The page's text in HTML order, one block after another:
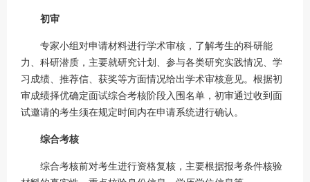
初审
专家小组对申请材料进行学术审核，了解考生的科研能
力、科研潜质，主要就研究计划、参与各类研究实践情况、学
习成绩、推荐信、获奖等方面情况给出学术审核意见。根据初
审成绩择优确定面试综合考核阶段入围名单，初审通过收到面
试邀请的考生须在规定时间内在申请系统进行确认。
综合考核
综合考核前对考生进行资格复核，主要根据报考条件核验